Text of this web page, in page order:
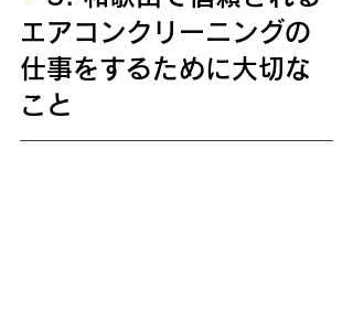
エアコンクリーニングの
仕事をするために大切な
こと